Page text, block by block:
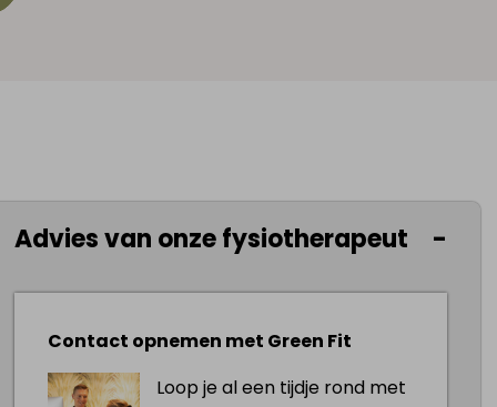
evenwicht tussen de aanvoer en
soorten oedeem, namelijk:
en lipoedeem. Mensen uit
daartussenin kunnen rekenen op
Advies van onze fysiotherapeut
Contact opnemen met Green Fit
Loop je al een tijdje rond met